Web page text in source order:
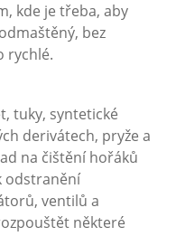
kde je třeba, aby
bez
rychlé.
tuky, syntetické
derivátech, pryže a
na čištění hořáků
odstranění
ventilů a
některé